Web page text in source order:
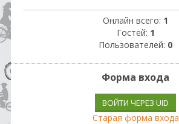
Онлайн всего: 1
Гостей: 1
Пользователей: 0
Форма входа
ВОЙТИ ЧЕРЕЗ UID
Старая форма входа